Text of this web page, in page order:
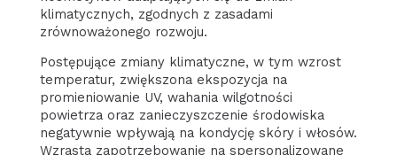
klimatycznych, zgodnych z zasadami
zrównoważonego rozwoju.
Postępujące zmiany klimatyczne, w tym wzrost
temperatur, zwiększona ekspozycja na
promieniowanie UV, wahania wilgotności
powietrza oraz zanieczyszczenie środowiska
negatywnie wpływają na kondycję skóry i włosów.
Wzrasta zapotrzebowanie na spersonalizowane